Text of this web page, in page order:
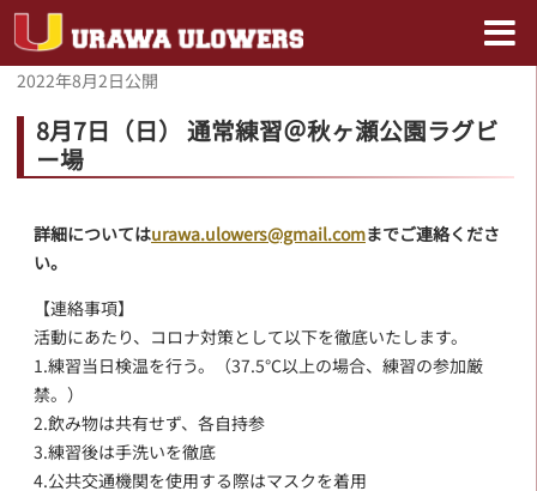
2022年8月2日公開
8月7日（日） 通常練習＠秋ヶ瀬公園ラグビ
ー場
詳細についてはurawa.ulowers@gmail.comまでご連絡くださ
い。
【連絡事項】
活動にあたり、コロナ対策として以下を徹底いたします。
1.練習当日検温を行う。（37.5℃以上の場合、練習の参加厳
禁。）
2.飲み物は共有せず、各自持参
3.練習後は手洗いを徹底
4.公共交通機関を使用する際はマスクを着用